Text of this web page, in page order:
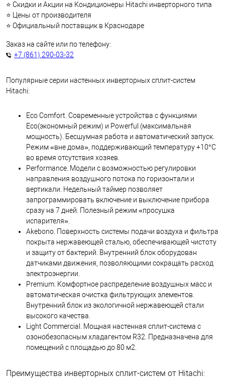
⭐ Скидки и Акции на Кондиционеры Hitachi инверторного типа
⭐ Цены от производителя
⭐ Официальный поставщик в Краснодаре
Заказ на сайте или по телефону:
+7 (861) 290-03-32
Популярные серии настенных инверторных сплит-систем
Hitachi:
Eco Comfort. Современные устройства с функциями
Eco(экономный режим) и Powerful (максимальная
мощность). Бесшумная работа и автоматический запуск.
Режим «вне дома», поддерживающий температуру +10°C
во время отсутствия хозяев.
Performance. Модели с возможностью регулировки
направления воздушного потока по горизонтали и
вертикали. Недельный таймер позволяет
запрограммировать включение и выключение прибора
сразу на 7 дней. Полезный режим «просушка
испарителя».
Akebono. Поверхность системы подачи воздуха и фильтра
покрыта нержавеющей сталью, обеспечивающей чистоту
и защиту от бактерий. Внутренний блок оборудован
датчиками движения, позволяющими сокращать расход
электроэнергии.
Premium. Комфортное распределение воздушных масс и
автоматическая очистка фильтрующих элементов.
Внутренний блок из экологичной нержавеющей стали
высокого качества.
Light Commercial. Мощная настенная сплит-система с
озонобезопасным хладагентом R32. Предназначена для
помещений с площадью до 80 м2.
Преимущества инверторных сплит-систем от Hitachi: